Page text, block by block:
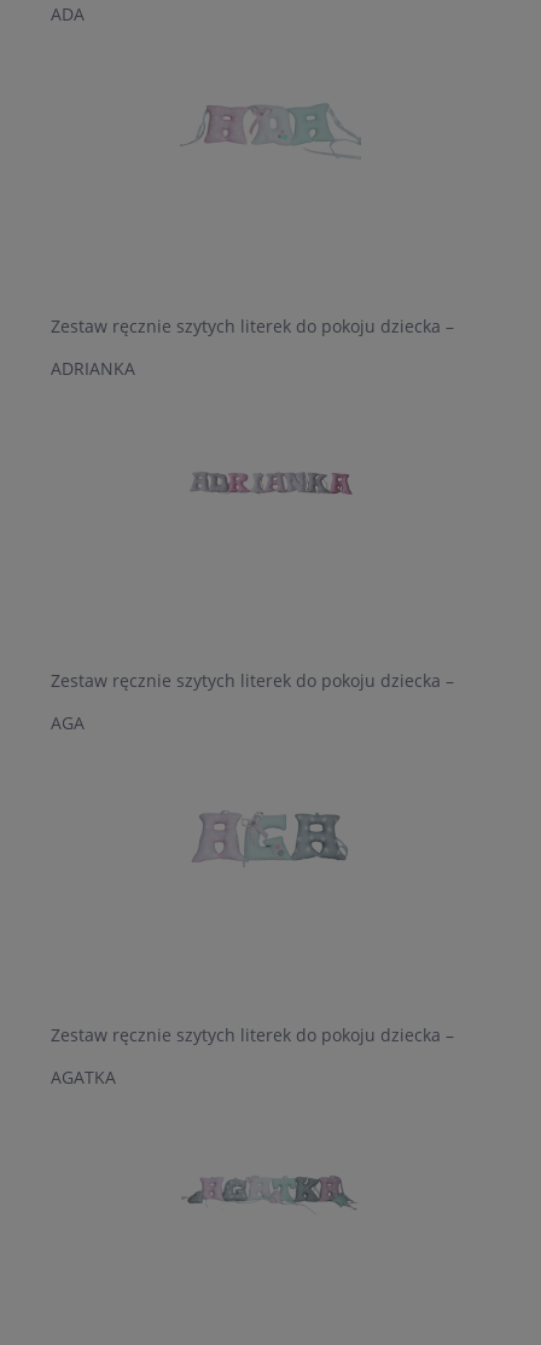
ADA
Zestaw ręcznie szytych literek do pokoju dziecka –
ADRIANKA
Zestaw ręcznie szytych literek do pokoju dziecka –
AGA
Zestaw ręcznie szytych literek do pokoju dziecka –
AGATKA